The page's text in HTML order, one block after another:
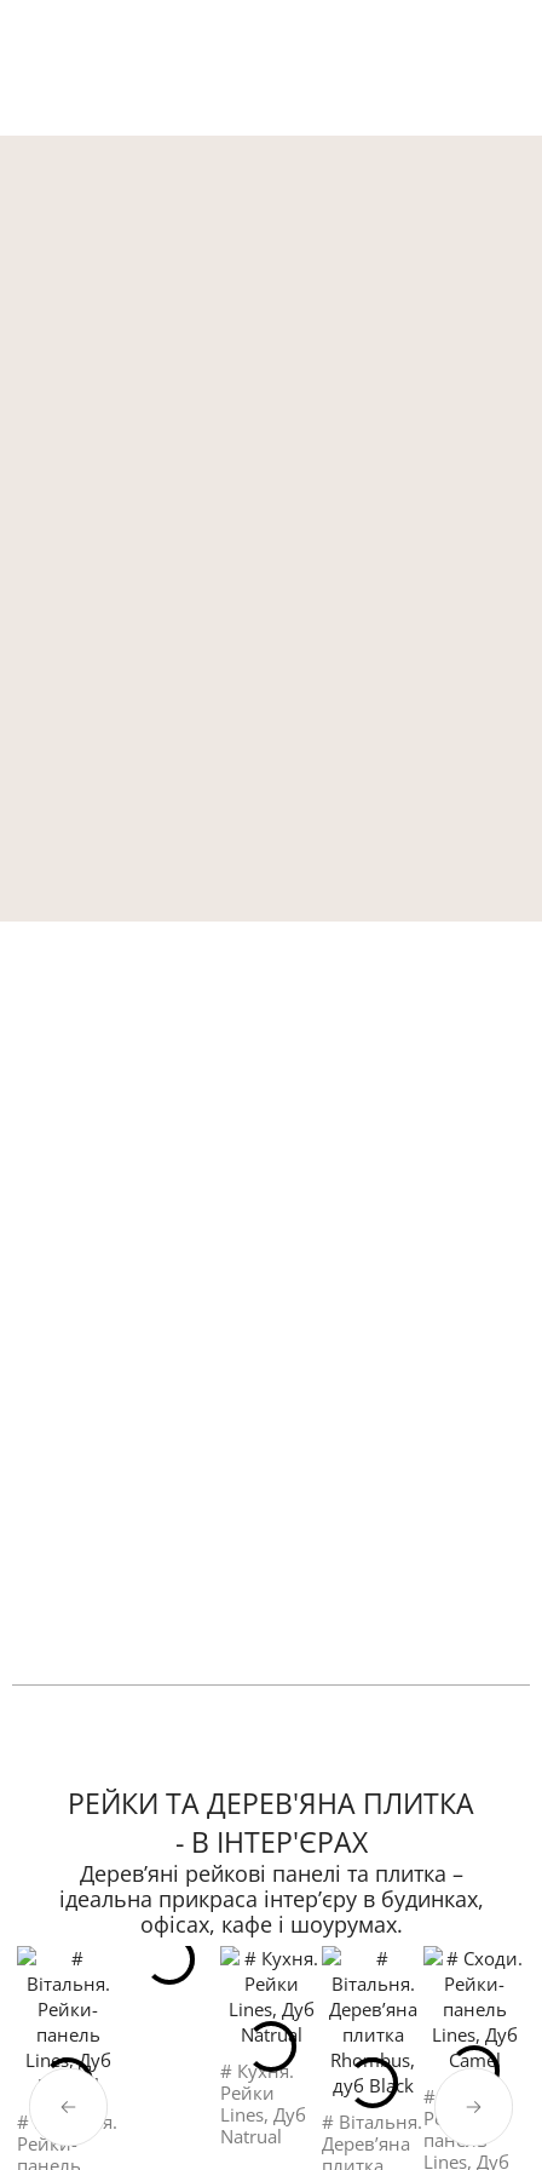
РЕЙКИ ТА ДЕРЕВ'ЯНА ПЛИТКА
- В ІНТЕР'ЄРАХ
Дерев’яні рейкові панелі та плитка –
ідеальна прикраса інтер’єру в будинках,
офісах, кафе і шоурумах.
# Вітальня.
Рейки-
# Кухня.
Рейки
Lines, Дуб
Natrual
# Вітальня.
Деревʼяна
# Сходи.
Рейки-
панель
Lines, Дуб